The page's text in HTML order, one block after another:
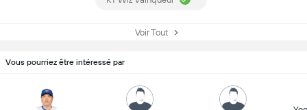
Voir Tout
Vous pourriez être intéressé par